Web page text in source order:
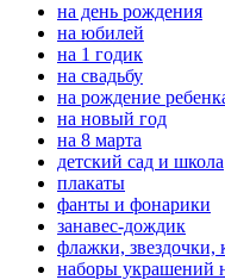
на день рождения
на юбилей
на 1 годик
на свадьбу
на рождение
на новый год
на 8 марта
детский сад и школа
плакаты
фанты и фонарики
занавес-дождик
флажки, звездочки,
наборы украшений